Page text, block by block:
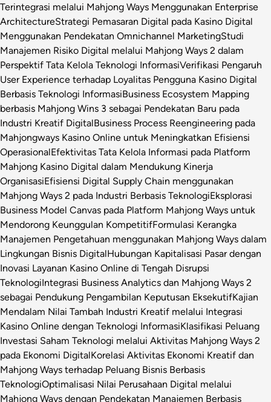
Terintegrasi melalui Mahjong Ways Menggunakan Enterprise
ArchitectureStrategi Pemasaran Digital pada Kasino Digital
Menggunakan Pendekatan Omnichannel MarketingStudi
Manajemen Risiko Digital melalui Mahjong Ways 2 dalam
Perspektif Tata Kelola Teknologi InformasiVerifikasi Pengaruh
User Experience terhadap Loyalitas Pengguna Kasino Digital
Berbasis Teknologi InformasiBusiness Ecosystem Mapping
berbasis Mahjong Wins 3 sebagai Pendekatan Baru pada
Industri Kreatif DigitalBusiness Process Reengineering pada
Mahjongways Kasino Online untuk Meningkatkan Efisiensi
OperasionalEfektivitas Tata Kelola Informasi pada Platform
Mahjong Kasino Digital dalam Mendukung Kinerja
OrganisasiEfisiensi Digital Supply Chain menggunakan
Mahjong Ways 2 pada Industri Berbasis TeknologiEksplorasi
Business Model Canvas pada Platform Mahjong Ways untuk
Mendorong Keunggulan KompetitifFormulasi Kerangka
Manajemen Pengetahuan menggunakan Mahjong Ways dalam
Lingkungan Bisnis DigitalHubungan Kapitalisasi Pasar dengan
Inovasi Layanan Kasino Online di Tengah Disrupsi
TeknologiIntegrasi Business Analytics dan Mahjong Ways 2
sebagai Pendukung Pengambilan Keputusan EksekutifKajian
Mendalam Nilai Tambah Industri Kreatif melalui Integrasi
Kasino Online dengan Teknologi InformasiKlasifikasi Peluang
Investasi Saham Teknologi melalui Aktivitas Mahjong Ways 2
pada Ekonomi DigitalKorelasi Aktivitas Ekonomi Kreatif dan
Mahjong Ways terhadap Peluang Bisnis Berbasis
TeknologiOptimalisasi Nilai Perusahaan Digital melalui
Mahjong Ways dengan Pendekatan Manajemen Berbasis